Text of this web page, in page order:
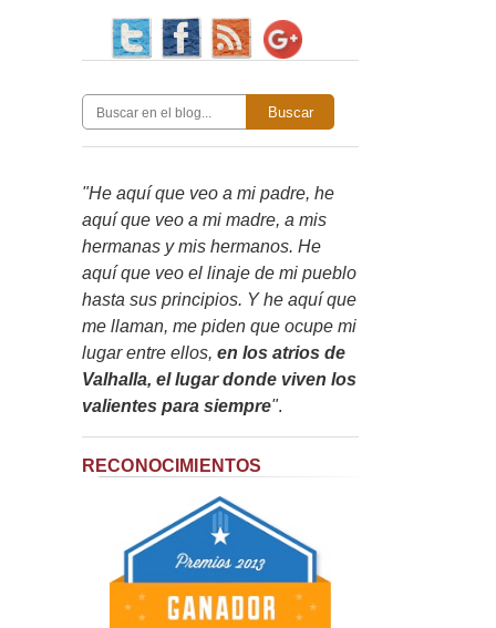
Buscar
"He aquí que veo a mi padre, he
aquí que veo a mi madre, a mis
hermanas y mis hermanos. He
aquí que veo el linaje de mi pueblo
hasta sus principios. Y he aquí que
me llaman, me piden que ocupe mi
lugar entre ellos, en los atrios de
Valhalla, el lugar donde viven los
valientes para siempre".
RECONOCIMIENTOS